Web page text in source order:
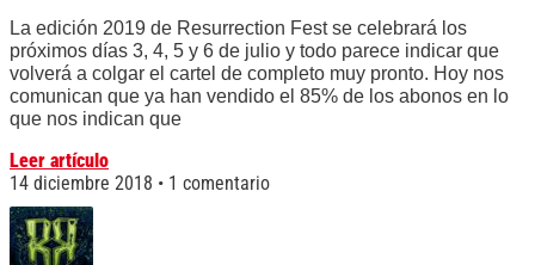
La edición 2019 de Resurrection Fest se celebrará los
próximos días 3, 4, 5 y 6 de julio y todo parece indicar que
volverá a colgar el cartel de completo muy pronto. Hoy nos
comunican que ya han vendido el 85% de los abonos en lo
que nos indican que
Leer artículo
14 diciembre 2018
1 comentario